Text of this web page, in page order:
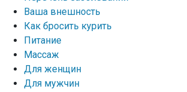
Ваша внешность
Как бросить курить
Питание
Массаж
Для женщин
Для мужчин